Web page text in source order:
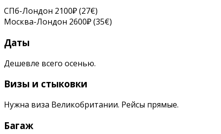
СПб-Лондон 2100₽ (27€)
Москва-Лондон 2600₽ (35€)
Даты
Дешевле всего осенью.
Визы и стыковки
Нужна виза Великобритании. Рейсы прямые.
Багаж